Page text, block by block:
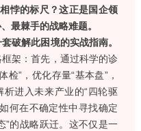
悖的标尺？这正是国企领
最棘手的战略难题。
破解此困境的实战指南。
架：首先，通过科学的诊
”，优化存量“基本盘”，
析进入未来产业的“四轮驱
何在不确定性中寻找确定
”的战略跃迁。这不仅是一